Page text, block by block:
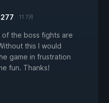
11 7月
of the boss fights are
this I would
game in frustration
fun. Thanks!